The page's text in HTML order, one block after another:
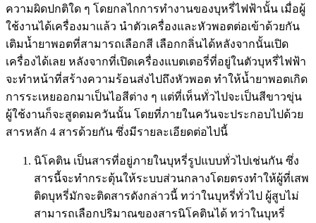
ความผิดปกติใด ๆ โดยกลไกการทำงานของบุหรี่ไฟฟ้านั้น เมื่อผู้
ใช้งานได้เครื่องมาแล้ว นำตัวเครื่องและหัวพอตต่อเข้าด้วยกัน
เติมน้ำยาพอตที่สามารถเลือกสี เลือกกลิ่นได้หลังจากนั้นเปิด
เครื่องได้เลย หลังจากที่เปิดเครื่องแบตเตอรี่ที่อยู่ในตัวบุหรี่ไฟฟ้า
จะทำหน้าที่สร้างความร้อนส่งไปถึงหัวพอต ทำให้น้ำยาพอตเกิด
การระเหยออกมาเป็นไอสีต่าง ๆ แต่ที่เห็นทั่วไปจะเป็นสีขาวขุ่น
ผู้ใช้งานก็จะสูดดมควันนั้น โดยที่ภายในควันจะประกอบไปด้วย
สารหลัก 4 สารด้วยกัน ซึ่งมีรายละเอียดต่อไปนี้
นิโคติน เป็นสารที่อยู่ภายในบุหรี่รูปแบบทั่วไปเช่นกัน ซึ่ง
สารนี้จะทำกระตุ้นให้ระบบส่วนกลางโดยตรงทำให้ผู้ที่เสพ
ติดบุหรี่มักจะติดสารดังกล่าวนี้ ทว่าในบุหรี่ทั่วไป ผู้สูบไม่
สามารถเลือกปริมาณของสารนิโคตินได้ ทว่าในบุหรี่